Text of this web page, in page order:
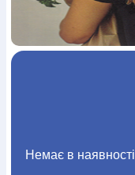
(097) 880-6379
Немає в наявності